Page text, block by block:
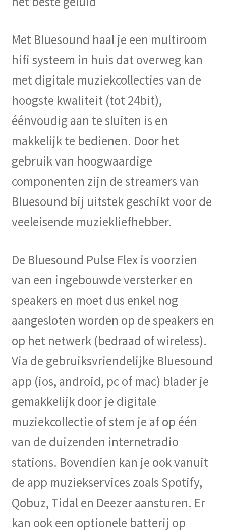
Met Bluesound haal je een multiroom
hifi systeem in huis dat overweg kan
met digitale muziekcollecties van de
hoogste kwaliteit (tot 24bit),
éénvoudig aan te sluiten is en
makkelijk te bedienen. Door het
gebruik van hoogwaardige
componenten zijn de streamers van
Bluesound bij uitstek geschikt voor de
veeleisende muziekliefhebber.
De Bluesound Pulse Flex is voorzien
van een ingebouwde versterker en
speakers en moet dus enkel nog
aangesloten worden op de speakers en
op het netwerk (bedraad of wireless).
Via de gebruiksvriendelijke Bluesound
app (ios, android, pc of mac) blader je
gemakkelijk door je digitale
muziekcollectie of stem je af op één
van de duizenden internetradio
stations. Bovendien kan je ook vanuit
de app muziekservices zoals Spotify,
Qobuz, Tidal en Deezer aansturen. Er
kan ook een optionele batterij op